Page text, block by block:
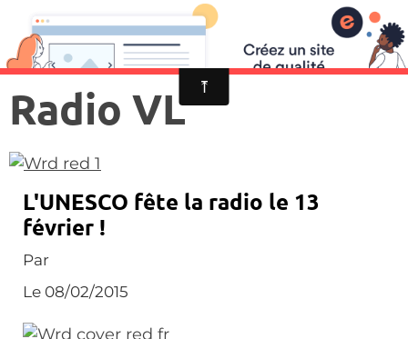
Radio VL
L'UNESCO fête la radio le 13
février !
Par
Le 08/02/2015